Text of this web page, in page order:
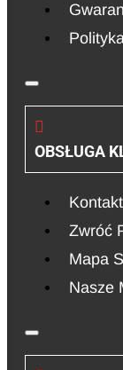
OBSŁUGA
Kontakt
Zwróć
Mapa
Nasze